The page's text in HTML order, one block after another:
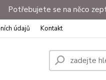
Potřebujete se na něco
údajů Kontakt